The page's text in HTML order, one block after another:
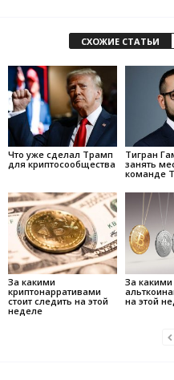
СХОЖИЕ СТАТЬИ
Что уже сделал Трамп
для криптосообщества
Тигран
занять
команде
За какими
криптонарративами
стоит следить на этой
неделе
За какими
на этой